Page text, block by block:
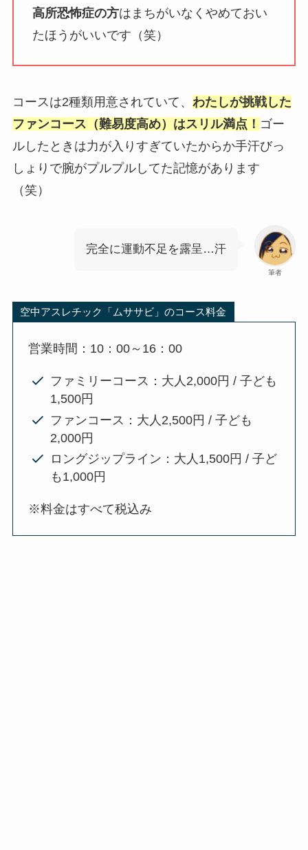
高所恐怖症の方はまちがいなくやめておい
たほうがいいです（笑）
コースは2種類用意されていて、 わたしが挑戦した
ファンコース（難易度高め）はスリル満点！ ゴー
ルしたときは力が入りすぎていたからか手汗びっ
しょりで腕がプルプルしてた記憶があります
（笑）
筆者
完全に運動不足を露呈…汗
空中アスレチック「ムササビ」のコース料金
営業時間：10：00～16：00
ファミリーコース：大人2,000円 / 子ども
1,500円
ファンコース：大人2,500円 / 子ども
2,000円
ロングジップライン：大人1,500円 / 子ど
も1,000円
※料金はすべて税込み